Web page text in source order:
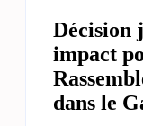
Décision
impact
dans le